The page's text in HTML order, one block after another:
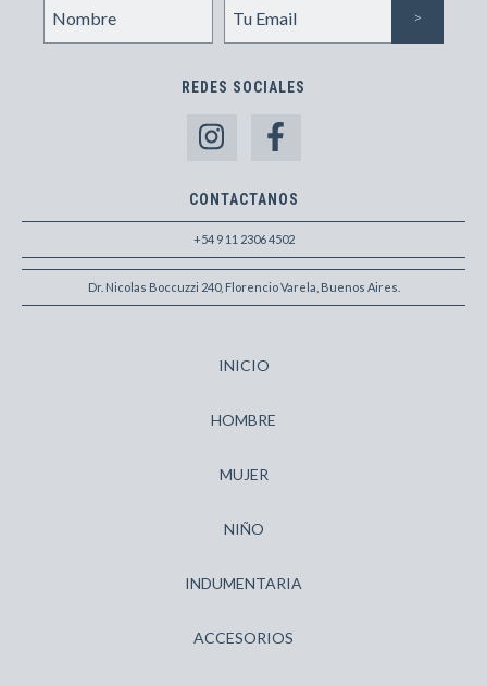
REDES SOCIALES
CONTACTANOS
+54 9 11 2306 4502
Dr. Nicolas Boccuzzi 240, Florencio Varela, Buenos Aires.
INICIO
HOMBRE
MUJER
NIÑO
INDUMENTARIA
ACCESORIOS